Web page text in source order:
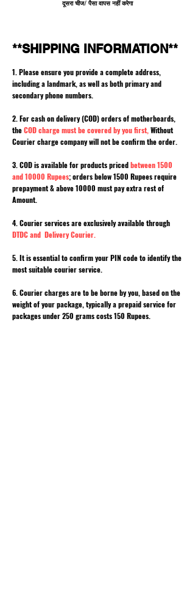
दूसरा चीज/ पैसा वापस नहीं करेगा
**SHIPPING INFORMATION**
1. Please ensure you provide a complete address,
including a landmark, as well as both primary and
secondary phone numbers.
2. For cash on delivery (COD) orders of motherboards,
theCOD charge must be covered by you first, Without
Courier charge company will not be confirm the order.
3. COD is available for products pricedbetween 1500
and 10000 Rupees; orders below 1500 Rupees require
prepayment & above 10000 must pay extra rest of
Amount.
4. Courier services are exclusively available through
DTDC and Delivery Courier.
5. It is essential to confirm your PIN code to identify the
most suitable courier service.
6. Courier charges are to be borne by you, based on the
weight of your package, typically a prepaid service for
packages under 250 grams costs 150 Rupees.